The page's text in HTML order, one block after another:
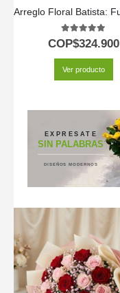
5.00out of 5
COP$324.900
Ver producto
EXPRESATE
SIN PALABRAS
DISEÑOS MODERNOS